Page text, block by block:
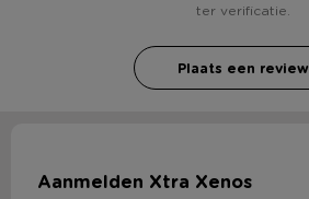
ter verificatie.
Plaats een review
Aanmelden Xtra Xenos